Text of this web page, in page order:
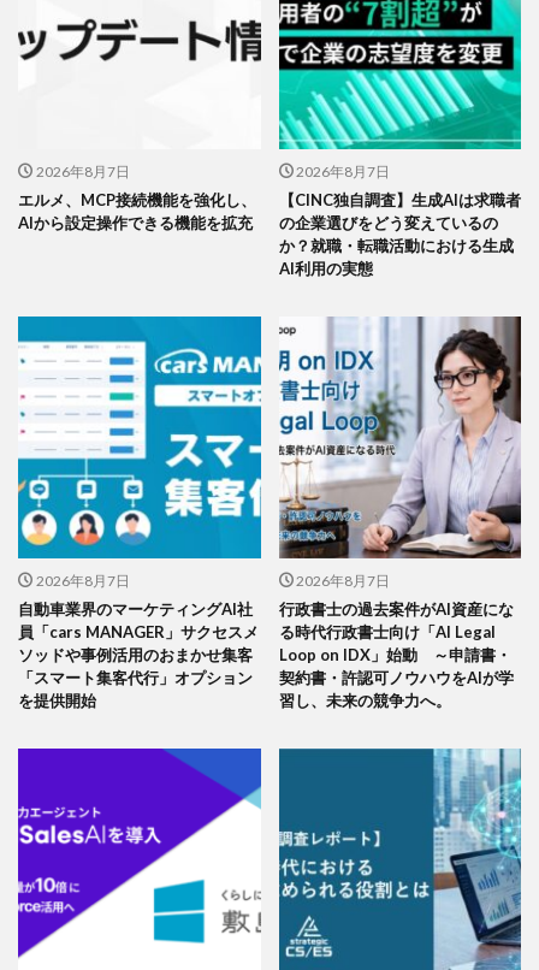
2026年8月7日
エルメ、MCP接続機能を強化し、
AIから設定操作できる機能を拡充
2026年8月7日
【CINC独自調査】生成AIは求職者
の企業選びをどう変えているの
か？就職・転職活動における生成
AI利用の実態
2026年8月7日
自動車業界のマーケティングAI社
員「cars MANAGER」サクセスメ
ソッドや事例活用のおまかせ集客
「スマート集客代行」オプション
を提供開始
2026年8月7日
行政書士の過去案件がAI資産にな
る時代行政書士向け「AI Legal
Loop on IDX」始動 ～申請書・
契約書・許認可ノウハウをAIが学
習し、未来の競争力へ。